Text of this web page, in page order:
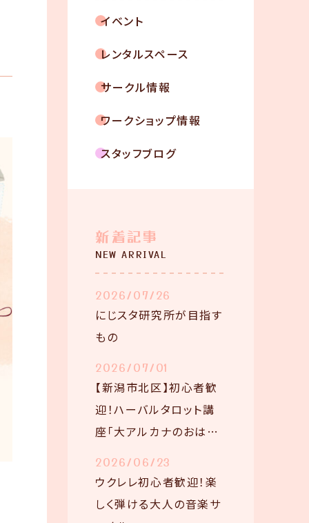
お知らせ一覧
コンテンツ一覧
イベント
レンタルスペース
サークル情報
ワークショップ情報
スタッフブログ
新着記事
NEW ARRIVAL
2026/07/26
にじスタ研究所が目指す
もの
2026/07/01
【新潟市北区】初心者歓
迎！ハーバルタロット講
座「大アルカナのおはな
2026/06/23
ウクレレ初心者歓迎！楽
しく弾ける大人の音楽サ